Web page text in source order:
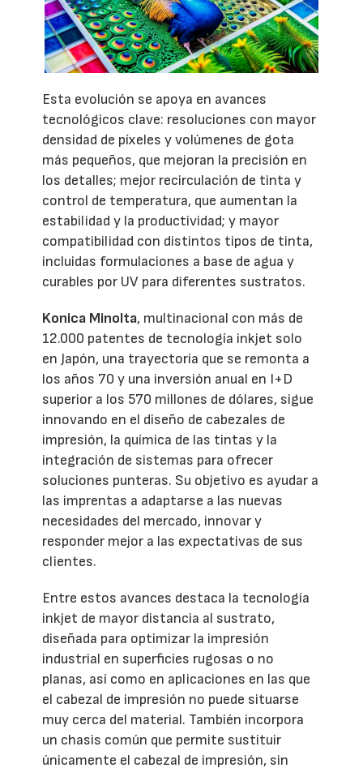
Esta evolución se apoya en avances
tecnológicos clave: resoluciones con mayor
densidad de píxeles y volúmenes de gota
más pequeños, que mejoran la precisión en
los detalles; mejor recirculación de tinta y
control de temperatura, que aumentan la
estabilidad y la productividad; y mayor
compatibilidad con distintos tipos de tinta,
incluidas formulaciones a base de agua y
curables por UV para diferentes sustratos.
Konica Minolta, multinacional con más de
12.000 patentes de tecnología inkjet solo
en Japón, una trayectoria que se remonta a
los años 70 y una inversión anual en I+D
superior a los 570 millones de dólares, sigue
innovando en el diseño de cabezales de
impresión, la química de las tintas y la
integración de sistemas para ofrecer
soluciones punteras. Su objetivo es ayudar a
las imprentas a adaptarse a las nuevas
necesidades del mercado, innovar y
responder mejor a las expectativas de sus
clientes.
Entre estos avances destaca la tecnología
inkjet de mayor distancia al sustrato,
diseñada para optimizar la impresión
industrial en superficies rugosas o no
planas, así como en aplicaciones en las que
el cabezal de impresión no puede situarse
muy cerca del material. También incorpora
un chasis común que permite sustituir
únicamente el cabezal de impresión, sin